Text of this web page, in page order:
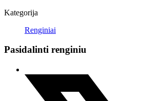
Kategorija
Renginiai
Pasidalinti renginiu